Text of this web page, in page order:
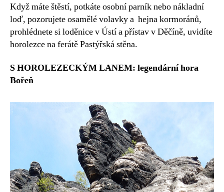
Když máte štěstí, potkáte osobní parník nebo nákladní
loď, pozorujete osamělé volavky a hejna kormoránů,
prohlédnete si loděnice v Ústí a přístav v Děčíně, uvidíte
horolezce na ferátě Pastýřská stěna.
S HOROLEZECKÝM LANEM: legendární hora
Bořeň